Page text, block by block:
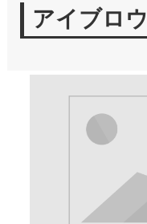
アイブロウ